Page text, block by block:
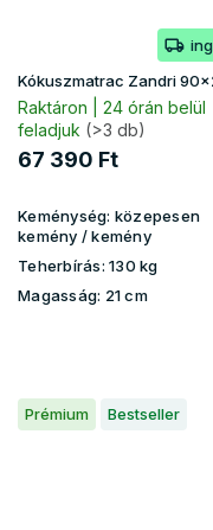
Kókuszmatrac Zandri
Raktáron | 24 órán belül
feladjuk (>3 db)
67 390 Ft
Keménység: közepesen
kemény / kemény
Teherbírás: 130 kg
Magasság: 21 cm
Prémium Bestseller